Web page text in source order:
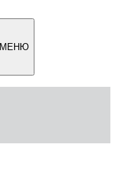
МЕНЮ